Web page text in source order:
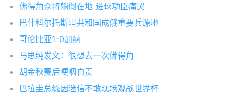
佛得角众将躺倒在地 进球功臣痛哭
巴什科尔托斯坦共和国成俄重要兵源地
哥伦比亚1-0加纳
马思纯发文：很想去一次佛得角
胡金秋赛后哽咽自责
巴拉圭总统因迷信不敢现场观战世界杯